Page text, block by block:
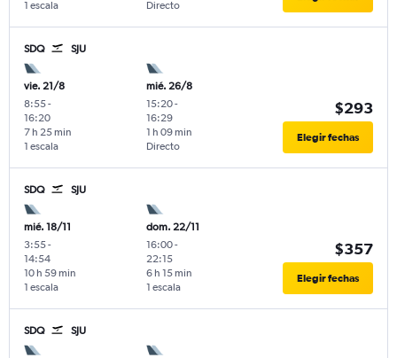
1 escala Directo
SDQ SJU
vie. 21/8
8:55-
16:20
1 escala
7 h 25 min
mié. 26/8
15:20-
16:29
Directo
1 h 09 min
$293
Elegir fechas
SDQ SJU
mié. 18/11
3:55-
14:54
1 escala
10 h 59 min
dom. 22/11
16:00-
22:15
1 escala
6 h 15 min
$357
Elegir fechas
SDQ SJU